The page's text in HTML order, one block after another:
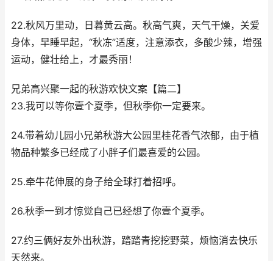
22.秋风万里动，日暮黄云高。秋高气爽，天气干燥，关爱
身体，早睡早起，“秋冻”适度，注意添衣，多酸少辣，增强
运动，健壮给上，才最秀丽！
兄弟高兴聚一起的秋游欢快文案【篇二】
23.我可以等你壹个夏季，但秋季你一定要来。
24.带着幼儿园小兄弟秋游大公园里桂花香气浓郁，由于植
物品种繁多已经成了小胖子们最喜爱的公园。
25.牵牛花伸展的身子给全球打着招呼。
26.秋季一到才惊觉自己已经想了你壹个夏季。
27.约三俩好友外出秋游，踏踏青挖挖野菜，烦恼消去快乐
天然来。